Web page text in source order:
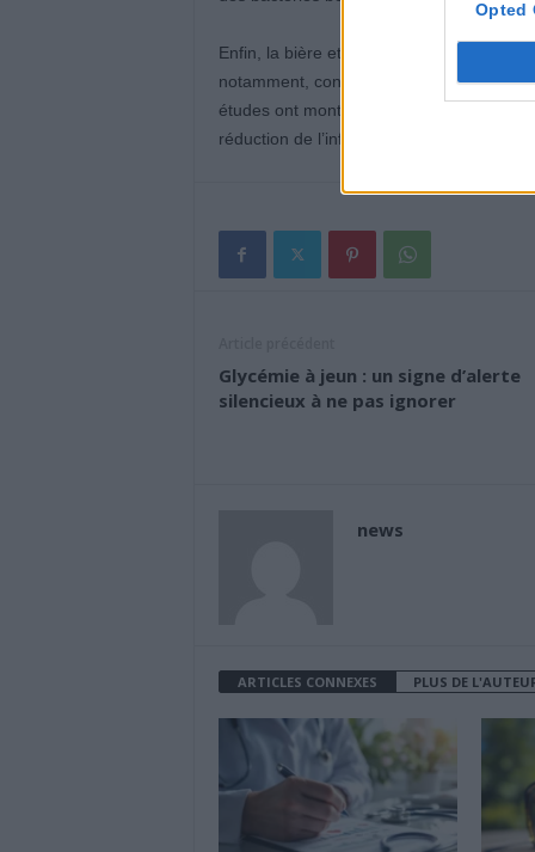
Opted
Enfin, la bière et le vin, consommés
notamment, contient des flavonoïdes,
études ont montré que la consommation
réduction de l’inflammation dans le corps.
Glycémie à jeun : un signe d’alerte
silencieux à ne pas ignorer
news
ARTICLES CONNEXES PLUS DE